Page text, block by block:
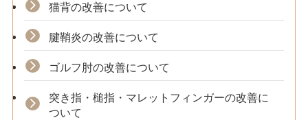
猫背の改善について
腱鞘炎の改善について
ゴルフ肘の改善について
突き指・槌指・マレットフィンガーの改善に
ついて